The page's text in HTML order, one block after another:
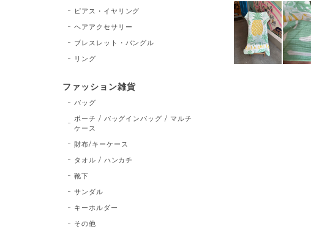
ピアス・イヤリング
ヘアアクセサリー
ブレスレット・バングル
リング
ファッション雑貨
バッグ
ポーチ / バッグインバッグ / マルチ
ケース
財布/キーケース
タオル / ハンカチ
靴下
サンダル
キーホルダー
その他